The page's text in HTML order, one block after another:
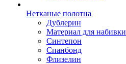
Нетканые полотна
Дублерин
Материал для набивки
Синтепон
Спанбонд
Флизелин